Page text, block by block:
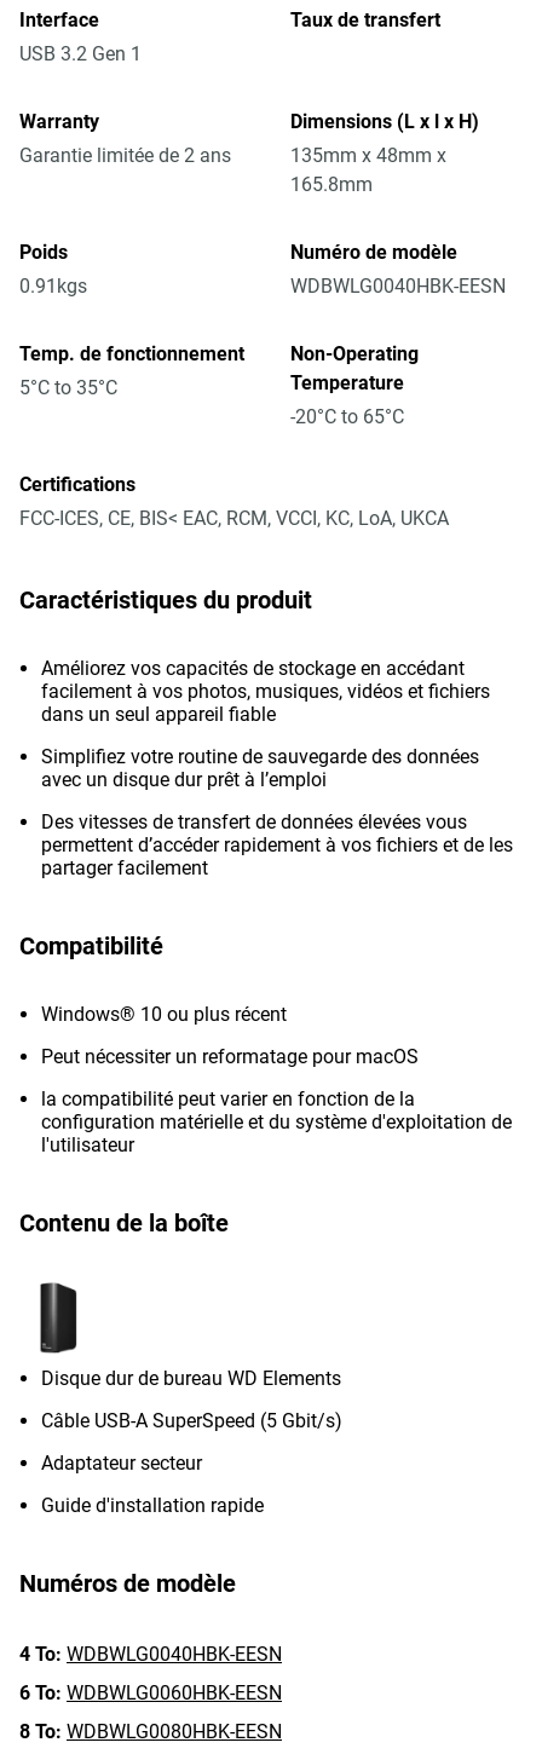
Interface
USB 3.2 Gen 1
Taux de transfert
Warranty
Garantie limitée de 2 ans
Dimensions (L x l x H)
135mm x 48mm x
165.8mm
Poids
0.91kgs
Numéro de modèle
WDBWLG0040HBK-EESN
Temp. de fonctionnement
5°C to 35°C
Non-Operating
Temperature
-20°C to 65°C
Certifications
FCC-ICES, CE, BIS< EAC, RCM, VCCI, KC, LoA, UKCA
Caractéristiques du produit
Améliorez vos capacités de stockage en accédant
facilement à vos photos, musiques, vidéos et fichiers
dans un seul appareil fiable
Simplifiez votre routine de sauvegarde des données
avec un disque dur prêt à l’emploi
Des vitesses de transfert de données élevées vous
permettent d’accéder rapidement à vos fichiers et de les
partager facilement
Compatibilité
Windows® 10 ou plus récent
Peut nécessiter un reformatage pour macOS
la compatibilité peut varier en fonction de la
configuration matérielle et du système d'exploitation de
l'utilisateur
Contenu de la boîte
Disque dur de bureau WD Elements
Câble USB-A SuperSpeed (5 Gbit/s)
Adaptateur secteur
Guide d'installation rapide
Numéros de modèle
4 To: WDBWLG0040HBK-EESN
6 To: WDBWLG0060HBK-EESN
8 To: WDBWLG0080HBK-EESN